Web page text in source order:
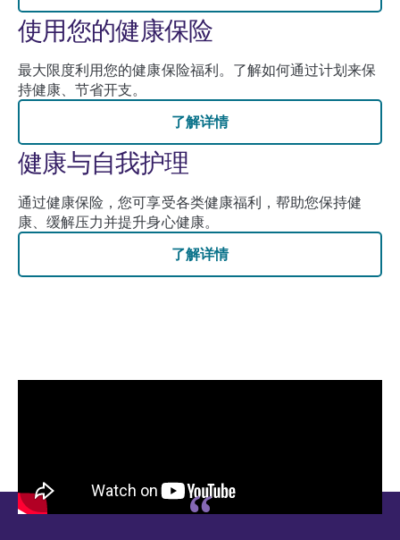
使用您的健康保险
最大限度利用您的健康保险福利。了解如何通过计划来保
持健康、节省开支。
了解详情
健康与自我护理
通过健康保险，您可享受各类健康福利，帮助您保持健
康、缓解压力并提升身心健康。
了解详情